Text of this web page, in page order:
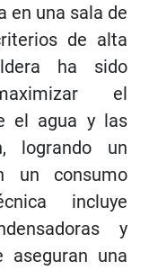
en una sala de
de alta
ha sido
el
el agua y las
logrando un
un consumo
incluye
y
aseguran una